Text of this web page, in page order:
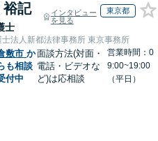
裕記
士
インタビュー
を見る
東京都
士法人新都法律事務所 東京事務所
敷市 か
も相談
付中
面談方法(対面・
電話・ビデオな
ど)は応相談
営業時間：0
9:00~19:00
（平日）